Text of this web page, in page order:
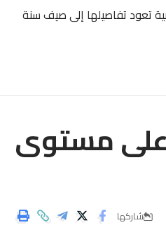
تعود تفاصيلها إلى صيف سنة
على مستوى
شاركها